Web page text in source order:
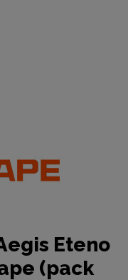
Eteno
(pack